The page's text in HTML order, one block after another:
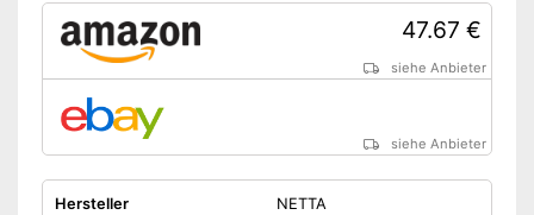
47.67 €
siehe Anbieter
siehe Anbieter
Hersteller
NETTA